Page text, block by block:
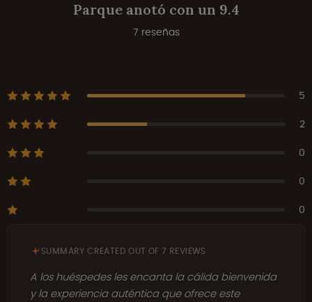
Parque anotó con un 9.4
7 reseñas
5
2
0
0
0
SUMMARY CREATED OUT OF 7 REVIEWS
A los huéspedes les encanta la cálida bienvenida
y la experiencia auténtica que ofrece este